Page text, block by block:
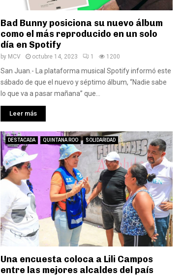
Bad Bunny posiciona su nuevo álbum
como el más reproducido en un solo
día en Spotify
by MCV octubre 14, 2023 1 1200
San Juan.- La plataforma musical Spotify informó este
sábado de que el nuevo y séptimo álbum, “Nadie sabe
lo que va a pasar mañana” que...
Leer más
DESTACADA QUINTANA ROO SOLIDARIDAD
Una encuesta coloca a Lili Campos
entre las mejores alcaldes del país